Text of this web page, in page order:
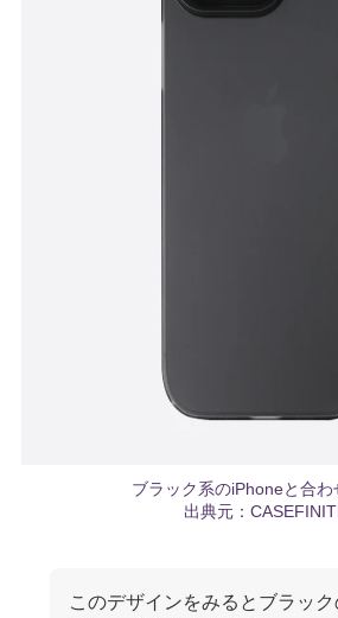
ブラック系のiPhoneと合わ
出典元：
このデザインをみるとブラッ